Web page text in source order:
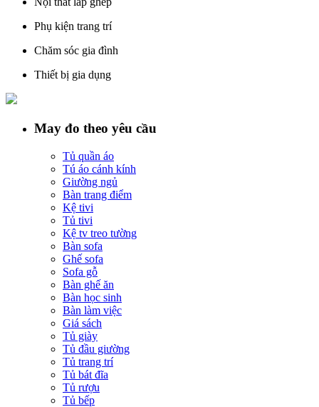
Phụ kiện trang trí
Chăm sóc gia đình
Thiết bị gia dụng
May đo theo yêu cầu
Tủ quần áo
Tú áo cánh kính
Giường ngủ
Bàn trang điểm
Kệ tivi
Tủ tivi
Kệ tv treo tường
Bàn sofa
Ghế sofa
Sofa gỗ
Bàn ghế ăn
Bàn học sinh
Bàn làm việc
Giá sách
Tủ giày
Tủ đầu giường
Tủ trang trí
Tủ bát đĩa
Tủ rượu
Tủ bếp